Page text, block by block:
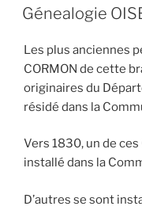
LE
Génealogie
Les plus anciennes
CORMON de cette
originaires du
résidé dans la
Vers 1830, un de ces
installé dans la
D’autres se sont